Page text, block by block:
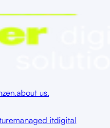
about us.
managed itdigital